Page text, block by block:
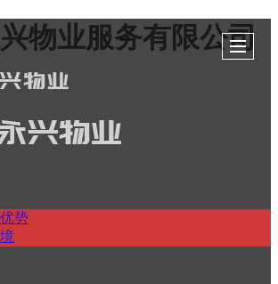
物业服务有限公司
势